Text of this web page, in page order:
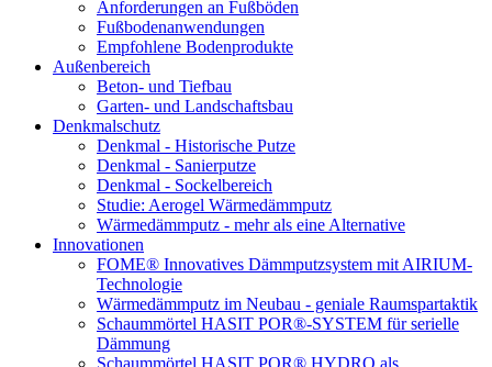
Anforderungen an Fußböden
Fußbodenanwendungen
Empfohlene Bodenprodukte
Außenbereich
Beton- und Tiefbau
Garten- und Landschaftsbau
Denkmalschutz
Denkmal - Historische Putze
Denkmal - Sanierputze
Denkmal - Sockelbereich
Studie: Aerogel Wärmedämmputz
Wärmedämmputz - mehr als eine Alternative
Innovationen
FOME® Innovatives Dämmputzsystem mit AIRIUM-
Technologie
Wärmedämmputz im Neubau - geniale Raumspartaktik
Schaummörtel HASIT POR®-SYSTEM für serielle
Dämmung
Schaummörtel HASIT POR® HYDRO als